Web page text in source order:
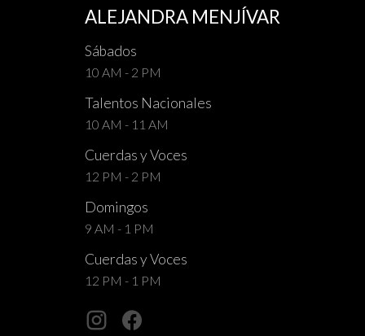
ALEJANDRA MENJÍVAR
Sábados
10 AM - 2 PM
Talentos Nacionales
10 AM - 11 AM
Cuerdas y Voces
12 PM - 2 PM
Domingos
9 AM - 1 PM
Cuerdas y Voces
12 PM - 1 PM